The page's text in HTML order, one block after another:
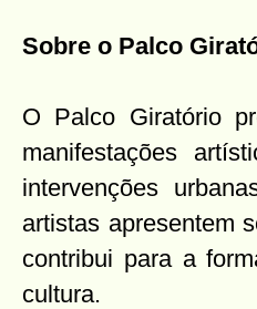
Sobre o Palco
O Palco Giratório
manifestações
intervenções
artistas apresentem
contribui para a
cultura.